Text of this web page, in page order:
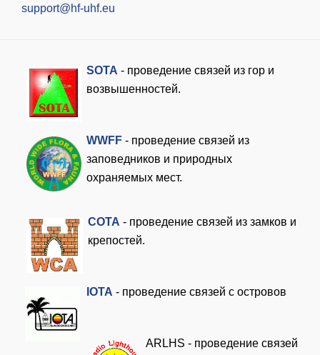
support@hf-uhf.eu
SOTA - проведение связей из гор и
возвышенностей.
WWFF - проведение связей из
заповедников и природных
охраняемых мест.
COTA - проведение связей из замков и
крепостей.
OTA - проведение связей с островов
ARLHS - проведение связей